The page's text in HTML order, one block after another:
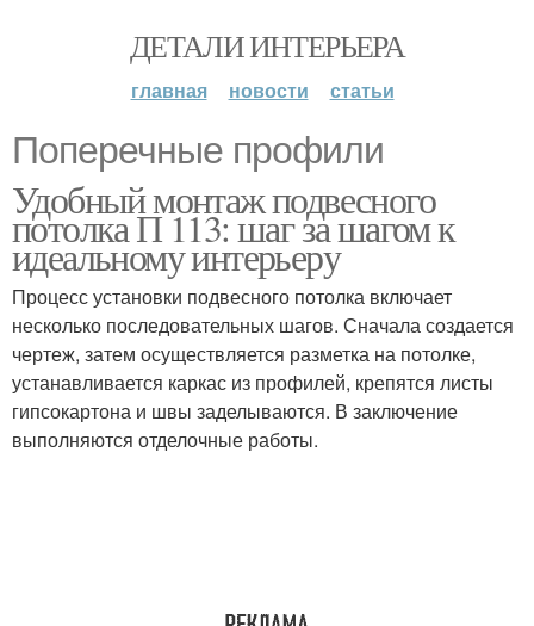
ДЕТАЛИ ИНТЕРЬЕРА
главная новости статьи
Поперечные профили
Удобный монтаж подвесного
потолка П 113: шаг за шагом к
идеальному интерьеру
Процесс установки подвесного потолка включает
несколько последовательных шагов. Сначала создается
чертеж, затем осуществляется разметка на потолке,
устанавливается каркас из профилей, крепятся листы
гипсокартона и швы заделываются. В заключение
выполняются отделочные работы.